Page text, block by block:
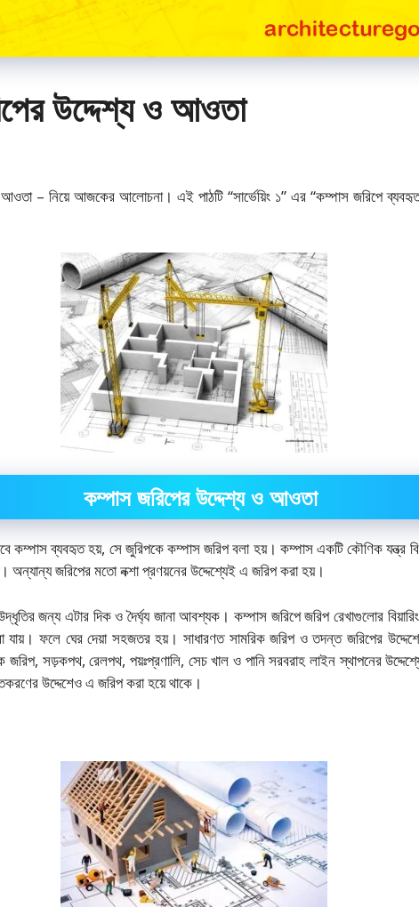
উদ্দেশ্য ও আওতা
– নিয়ে আজকের আলোচনা। এই পাঠটি “সার্ভেয়িং ১” এর “কম্পাস জরিপে ব্যবহৃত
কম্পাস জরিপের উদ্দেশ্য ও আওতা
কম্পাস ব্যবহৃত হয়, সে জুরিপকে কম্পাস জরিপ বলা হয়। কম্পাস একটি কৌণিক যন্ত্র
জরিপের মতো নক্শা প্রণয়নের উদ্দেশ্যেই এ জরিপ করা হয়।
জন্য এটার দিক ও দৈর্ঘ্য জানা আবশ্যক। কম্পাস জরিপে জরিপ রেখাগুলোর
যায়। ফলে ঘের দেয়া সহজতর হয়। সাধারণত সামরিক জরিপ ও তদন্ত জরিপের
সড়কপথ, রেলপথ, পয়ঃপ্রণালি, সেচ খাল ও পানি সরবরাহ লাইন স্থাপনের
উদ্দেশেও এ জরিপ করা হয়ে থাকে।